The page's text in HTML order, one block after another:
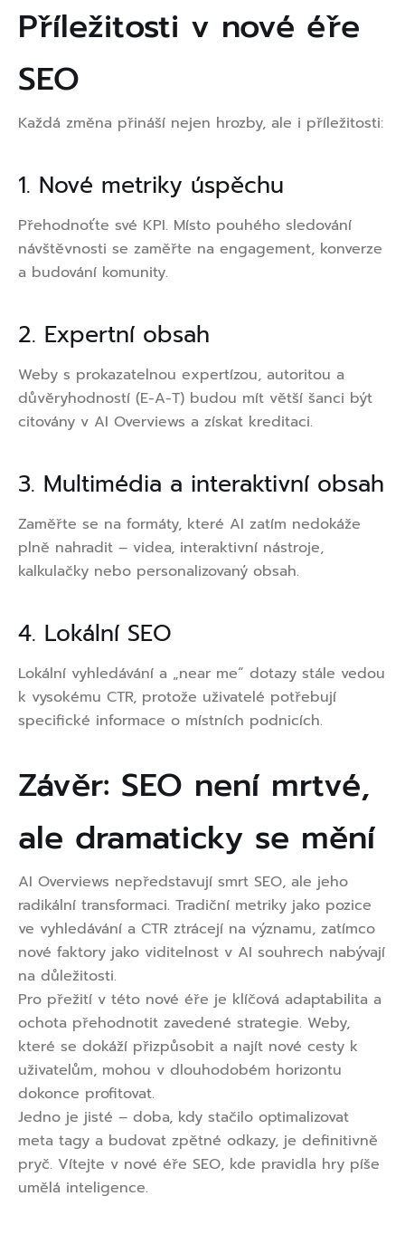
Příležitosti v nové éře
SEO
Každá změna přináší nejen hrozby, ale i příležitosti:
1. Nové metriky úspěchu
Přehodnoťte své KPI. Místo pouhého sledování
návštěvnosti se zaměřte na engagement, konverze
a budování komunity.
2. Expertní obsah
Weby s prokazatelnou expertízou, autoritou a
důvěryhodností (E-A-T) budou mít větší šanci být
citovány v AI Overviews a získat kreditaci.
3. Multimédia a interaktivní obsah
Zaměřte se na formáty, které AI zatím nedokáže
plně nahradit – videa, interaktivní nástroje,
kalkulačky nebo personalizovaný obsah.
4. Lokální SEO
Lokální vyhledávání a „near me“ dotazy stále vedou
k vysokému CTR, protože uživatelé potřebují
specifické informace o místních podnicích.
Závěr: SEO není mrtvé,
ale dramaticky se mění
AI Overviews nepředstavují smrt SEO, ale jeho
radikální transformaci. Tradiční metriky jako pozice
ve vyhledávání a CTR ztrácejí na významu, zatímco
nové faktory jako viditelnost v AI souhrech nabývají
na důležitosti.
Pro přežití v této nové éře je klíčová adaptabilita a
ochota přehodnotit zavedené strategie. Weby,
které se dokáží přizpůsobit a najít nové cesty k
uživatelům, mohou v dlouhodobém horizontu
dokonce profitovat.
Jedno je jisté – doba, kdy stačilo optimalizovat
meta tagy a budovat zpětné odkazy, je definitivně
pryč. Vítejte v nové éře SEO, kde pravidla hry píše
umělá inteligence.